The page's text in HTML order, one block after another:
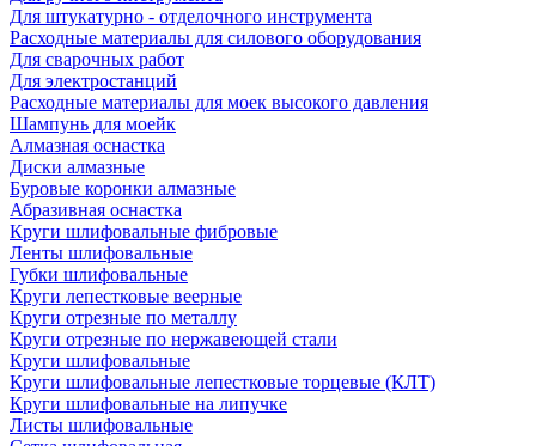
Для штукатурно - отделочного инструмента
Расходные материалы для силового оборудования
Для сварочных работ
Для электростанций
Расходные материалы для моек высокого давления
Шампунь для моейк
Алмазная оснастка
Диски алмазные
Буровые коронки алмазные
Абразивная оснастка
Круги шлифовальные фибровые
Ленты шлифовальные
Губки шлифовальные
Круги лепестковые веерные
Круги отрезные по металлу
Круги отрезные по нержавеющей стали
Круги шлифовальные
Круги шлифовальные лепестковые торцевые (КЛТ)
Круги шлифовальные на липучке
Листы шлифовальные